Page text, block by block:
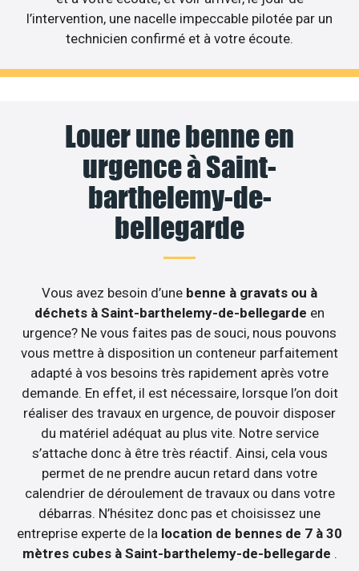
l’intervention, une nacelle impeccable pilotée par un
technicien confirmé et à votre écoute.
Louer une benne en
urgence à Saint-
barthelemy-de-
bellegarde
Vous avez besoin d’une benne à gravats ou à
déchets à Saint-barthelemy-de-bellegarde en
urgence? Ne vous faites pas de souci, nous pouvons
vous mettre à disposition un conteneur parfaitement
adapté à vos besoins très rapidement après votre
demande. En effet, il est nécessaire, lorsque l’on doit
réaliser des travaux en urgence, de pouvoir disposer
du matériel adéquat au plus vite. Notre service
s’attache donc à être très réactif. Ainsi, cela vous
permet de ne prendre aucun retard dans votre
calendrier de déroulement de travaux ou dans votre
débarras. N’hésitez donc pas et choisissez une
entreprise experte de la location de bennes de 7 à 30
mètres cubes à Saint-barthelemy-de-bellegarde .